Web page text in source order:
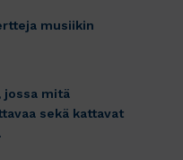
musiikin
jossa mitä
sekä kattavat